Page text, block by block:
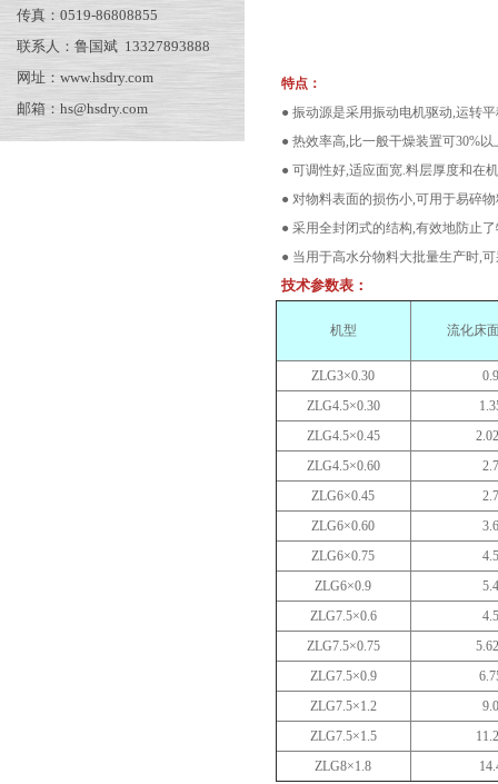
传真：0519-86808855
联系人：鲁国斌 13327893888
网址：www.hsdry.com
邮箱：hs@hsdry.com
特点：
● 振动源是采用振动电机驱动,运转
● 热效率高,比一般干燥装置可30%
● 可调性好,适应面宽.料层厚度和在
● 对物料表面的损伤小,可用于易碎
● 采用全封闭式的结构,有效地防止
● 当用于高水分物料大批量生产时,
技术参数表：
机型 流化床
ZLG3×0.30
0.9
ZLG4.5×0.30
ZLG4.5×0.45
ZLG4.5×0.60
2.7
ZLG6×0.45
2.7
ZLG6×0.60
3.6
ZLG6×0.75
4.5
ZLG6×0.9
5.4
ZLG7.5×0.6
4.5
ZLG7.5×0.75
ZLG7.5×0.9
ZLG7.5×1.2
9.0
ZLG7.5×1.5
ZLG8×1.8